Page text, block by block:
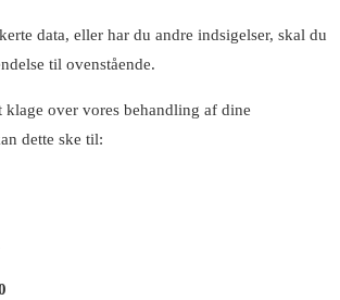
data, eller har du andre indsigelser, skal du
til ovenstående.
klage over vores behandling af dine
dette ske til: